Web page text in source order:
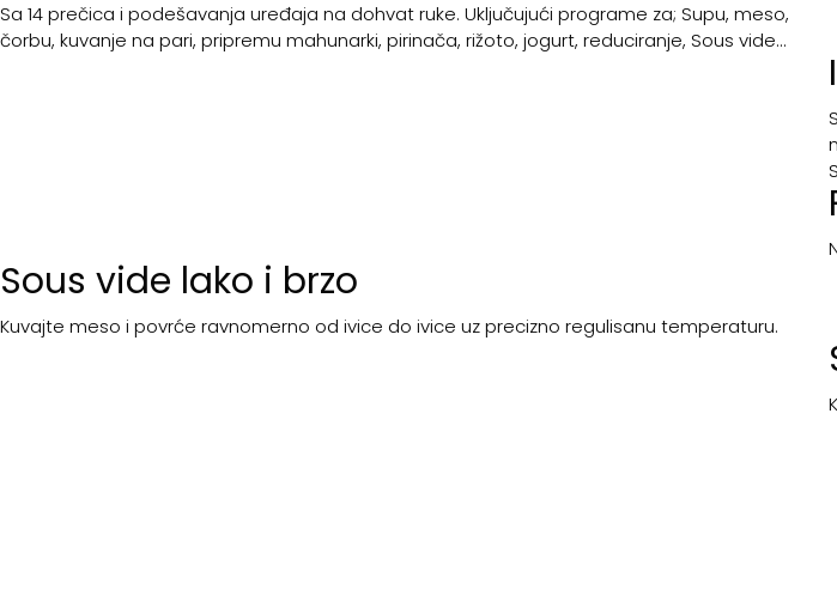
Sa 14 prečica i podešavanja uređaja na dohvat ruke. Uključujući programe za; Supu, meso,
čorbu, kuvanje na pari, pripremu mahunarki, pirinača, rižoto, jogurt, reduciranje, Sous vide...
Sous vide lako i brzo
Kuvajte meso i povrće ravnomerno od ivice do ivice uz precizno regulisanu temperaturu.